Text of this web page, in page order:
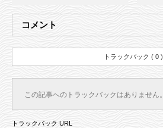
コメント
トラックバック ( 0 )
この記事へのトラックバックはありません。
トラックバック URL